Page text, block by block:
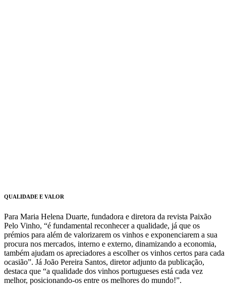
QUALIDADE E VALOR
Para Maria Helena Duarte, fundadora e diretora da revista Paixão
Pelo Vinho, “é fundamental reconhecer a qualidade, já que os
prémios para além de valorizarem os vinhos e exponenciarem a sua
procura nos mercados, interno e externo, dinamizando a economia,
também ajudam os apreciadores a escolher os vinhos certos para cada
ocasião”. Já João Pereira Santos, diretor adjunto da publicação,
destaca que “a qualidade dos vinhos portugueses está cada vez
melhor, posicionando-os entre os melhores do mundo!”.